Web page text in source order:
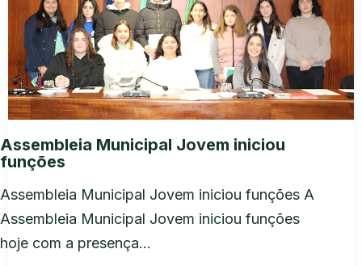
Assembleia Municipal Jovem iniciou
funções
Assembleia Municipal Jovem iniciou funções A
Assembleia Municipal Jovem iniciou funções
hoje com a presença…